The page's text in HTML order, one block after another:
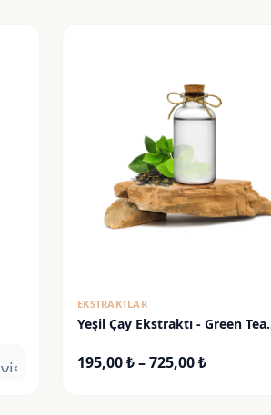
visibility
EKSTRAKTLAR
Yeşil Çay Ekstraktı - Green Tea
195,00₺–725,00₺Fiyat